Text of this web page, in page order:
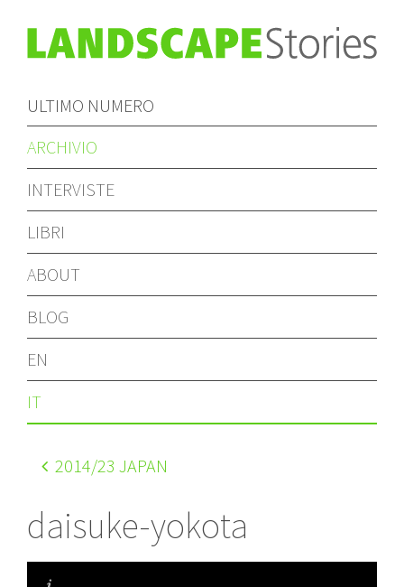
ULTIMO NUMERO
ARCHIVIO
INTERVISTE
LIBRI
ABOUT
BLOG
EN
IT
2014/23 JAPAN
daisuke-yokota